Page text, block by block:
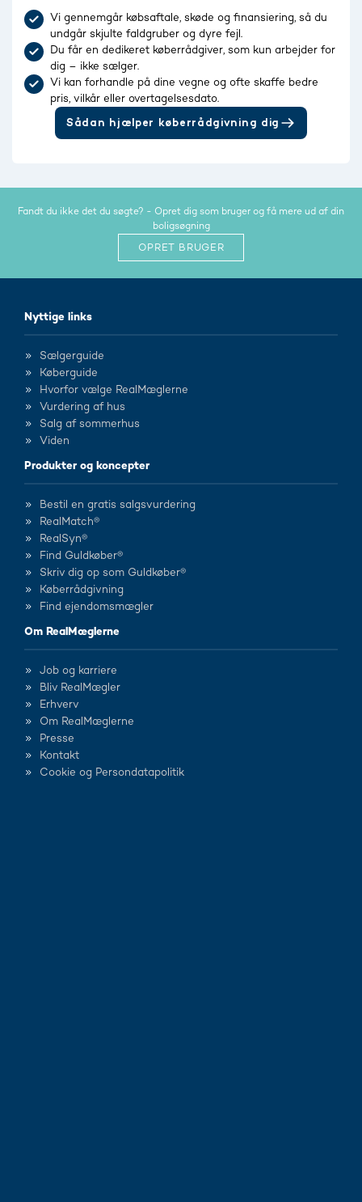
Vi gennemgår købsaftale, skøde og finansiering, så du
undgår skjulte faldgruber og dyre fejl.
Du får en dedikeret køberrådgiver, som kun arbejder for
dig – ikke sælger.
Vi kan forhandle på dine vegne og ofte skaffe bedre
pris, vilkår eller overtagelsesdato.
Sådan hjælper køberrådgivning dig
Fandt du ikke det du søgte? - Opret dig som bruger og få mere ud af din
boligsøgning
OPRET BRUGER
Nyttige links
Sælgerguide
Køberguide
Hvorfor vælge RealMæglerne
Vurdering af hus
Salg af sommerhus
Viden
Produkter og koncepter
Bestil en gratis salgsvurdering
RealMatch®
RealSyn®
Find Guldkøber®
Skriv dig op som Guldkøber®
Køberrådgivning
Find ejendomsmægler
Om RealMæglerne
Job og karriere
Bliv RealMægler
Erhverv
Om RealMæglerne
Presse
Kontakt
Cookie og Persondatapolitik